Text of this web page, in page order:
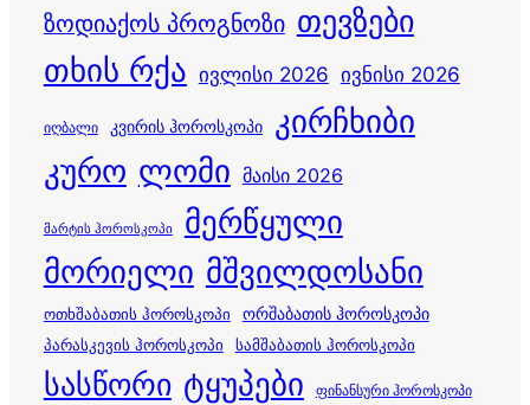
ზოდიაქოს პროგნოზი თევზები
თხის რქა ივლისი 2026 ივნისი 2026
იღბალი კვირის ჰოროსკოპი
კირჩხიბი
კურო ლომი მაისი 2026
მარტის ჰოროსკოპი მერწყული
მორიელი მშვილდოსანი
ოთხშაბათის ჰოროსკოპი
ორშაბათის ჰოროსკოპი
პარასკევის ჰოროსკოპი
სამშაბათის ჰოროსკოპი
სასწორი ტყუპები ფინანსური ჰოროსკოპი